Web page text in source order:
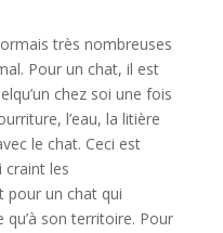
très nombreuses
Pour un chat, il est
chez soi une fois
l’eau, la litière
le chat. Ceci est
craint les
pour un chat qui
qu’à son territoire. Pour